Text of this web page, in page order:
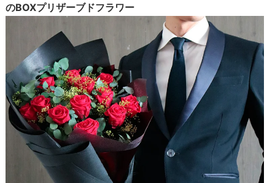
のBOXプリザーブドフラワー